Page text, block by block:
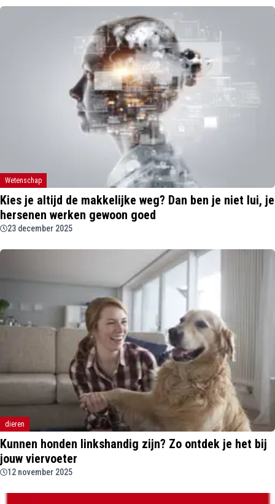
Wetenschap
Kies je altijd de makkelijke weg? Dan ben je niet lui, je
hersenen werken gewoon goed
23 december 2025
dieren
Kunnen honden linkshandig zijn? Zo ontdek je het bij
jouw viervoeter
12 november 2025